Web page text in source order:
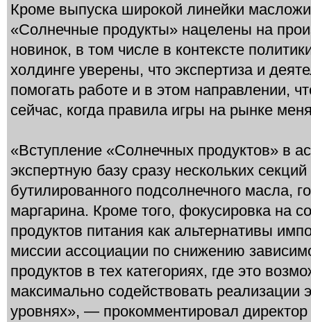
Кроме выпуска широкой линейки
«Солнечные продукты» нацелены на
новинок, в том числе в контексте
холдинге уверены, что экспертиза и
помогать работе и в этом направлении,
сейчас, когда правила игры на рынке
«Вступление «Солнечных продуктов» в
экспертную базу сразу нескольких
бутилированного подсолнечного масла,
маргарина. Кроме того, фокусировка на
продуктов питания как альтернативы
миссии ассоциации по снижению
продуктов в тех категориях, где это
максимально содействовать реализации
уровнях», — прокомментировал